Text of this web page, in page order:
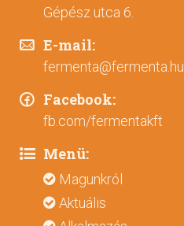
Gépész utca 6.
E-mail:
fermenta@fermenta.hu
Facebook:
fb.com/fermentakft
Menü:
Magunkról
Aktuális